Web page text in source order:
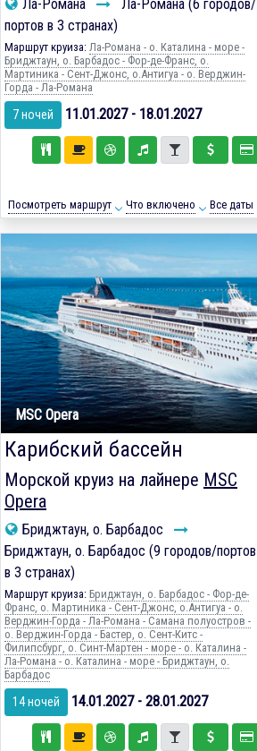
Ла-Романа
Ла-Романа (6 городов/
портов в 3 странах)
Маршрут круиза: Ла-Романа - о. Каталина - море -
Бриджтаун, о. Барбадос - Фор-де-Франс, о.
Мартиника - Сент-Джонс, о.Антигуа - о. Верджин-
Горда - Ла-Романа
7 ночей 11.01.2027 - 18.01.2027
Посмотреть маршрут Что включено Все даты
MSC Opera
Карибский бассейн
Морской круиз на лайнере MSC
Opera
Бриджтаун, о. Барбадос
Бриджтаун, о. Барбадос (9 городов/портов
в 3 странах)
Маршрут круиза: Бриджтаун, о. Барбадос - Фор-де-
Франс, о. Мартиника - Сент-Джонс, о.Антигуа - о.
Верджин-Горда - Ла-Романа - Самана полуостров -
о. Верджин-Горда - Бастер, о. Сент-Китс -
Филипсбург, о. Синт-Мартен - море - о. Каталина -
Ла-Романа - о. Каталина - море - Бриджтаун, о.
Барбадос
14 ночей 14.01.2027 - 28.01.2027